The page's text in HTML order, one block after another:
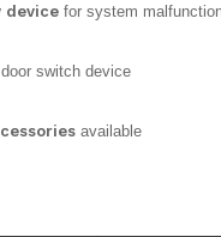
device for system
switch device
available